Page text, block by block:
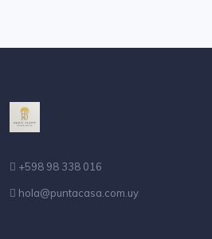
+598 98 338 016
hola@puntacasa.com.uy